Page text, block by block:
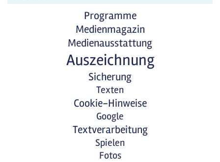
Programme
Medienmagazin
Medienausstattung
Auszeichnung
Sicherung
Texten
Cookie-Hinweise
Google
Textverarbeitung
Spielen
Fotos